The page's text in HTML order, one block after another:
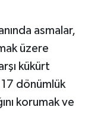
asmalar,
üzere
kükürt
dönümlük
korumak ve